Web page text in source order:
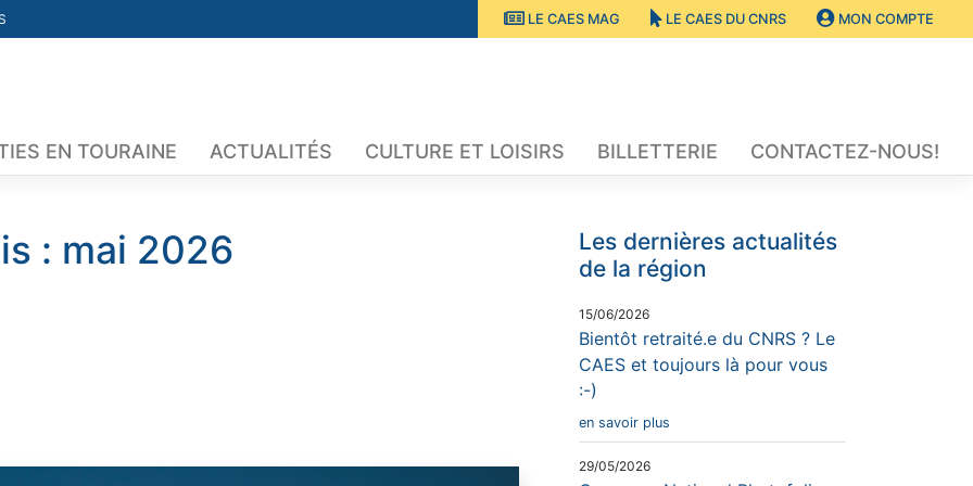
LE CAES MAG LE CAES DU CNRS MON COMPTE
EN TOURAINE ACTUALITÉS CULTURE ET LOISIRS BILLETTERIE CONTACTEZ-NOUS!
: mai 2026
Les dernières actualités
de la région
15/06/2026
Bientôt retraité.e du CNRS ? Le
CAES et toujours là pour vous
:-)
en savoir plus
29/05/2026